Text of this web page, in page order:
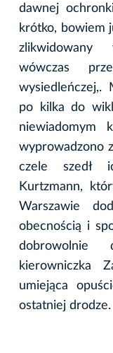
dawnej
krótko, bowiem
zlikwidowany
wówczas
wysiedleńczej,.
po kilka do
niewiadomym
wyprowadzono
czele szedł
Kurtzmann,
Warszawie
obecnością i
dobrowolnie
kierowniczka
umiejąca
ostatniej drodze.